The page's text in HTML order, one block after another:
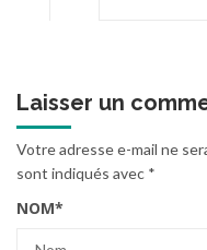
Laisser un
Votre adresse e-mail ne
sont indiqués avec *
NOM*